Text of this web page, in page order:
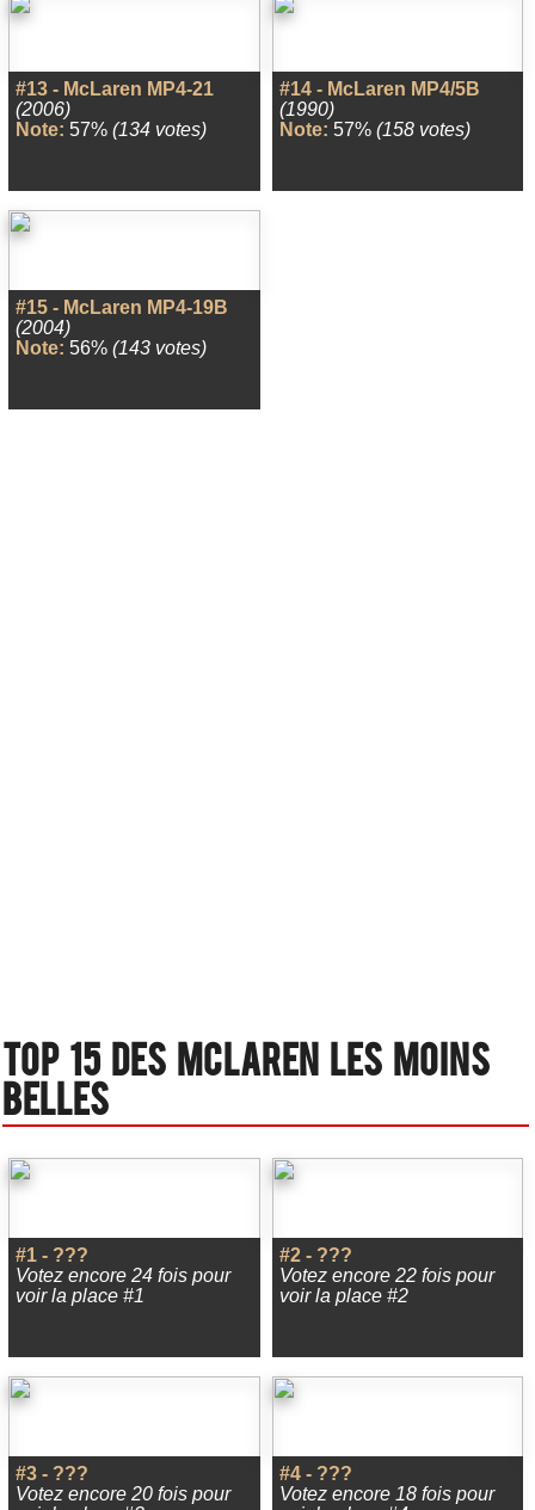
#13 - McLaren MP4-21
(2006)
Note: 57% (134 votes)
#14 - McLaren MP4/5B
(1990)
Note: 57% (158 votes)
#15 - McLaren MP4-19B
(2004)
Note: 56% (143 votes)
Top 15 des Mclaren les moins
belles
#1 - ???
Votez encore 24 fois pour
voir la place #1
#2 - ???
Votez encore 22 fois pour
voir la place #2
#3 - ???
Votez encore 20 fois pour
#4 - ???
Votez encore 18 fois pour